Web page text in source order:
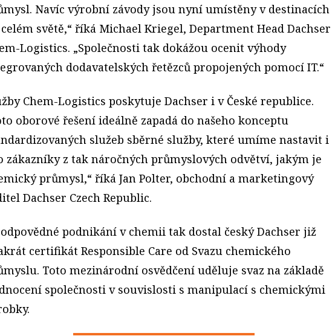
Navíc výrobní závody jsou nyní umístěny v destinacích
světě,“ říká Michael Kriegel, Department Head Dachser
Logistics. „Společnosti tak dokážou ocenit výhody
dodavatelských řetězců propojených pomocí IT.“
Chem-Logistics poskytuje Dachser i v České republice.
oborové řešení ideálně zapadá do našeho konceptu
služeb sběrné služby, které umíme nastavit i
zákazníky z tak náročných průmyslových odvětví, jakým je
průmysl,“ říká Jan Polter, obchodní a marketingový
Dachser Czech Republic.
odpovědné podnikání v chemii tak dostal český Dachser již
certifikát Responsible Care od Svazu chemického
Toto mezinárodní osvědčení uděluje svaz na základě
společnosti v souvislosti s manipulací s chemickými